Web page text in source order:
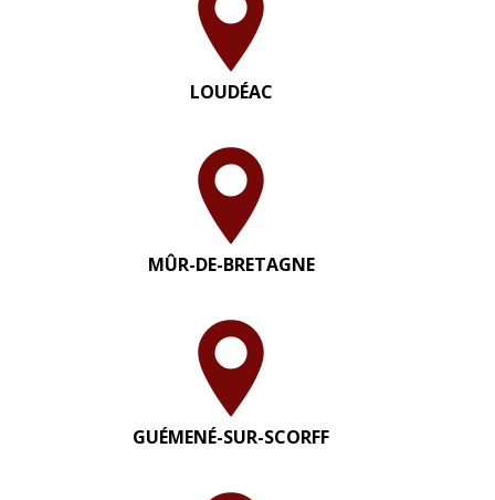
LOUDÉAC
MÛR-DE-BRETAGNE
GUÉMENÉ-SUR-SCORFF